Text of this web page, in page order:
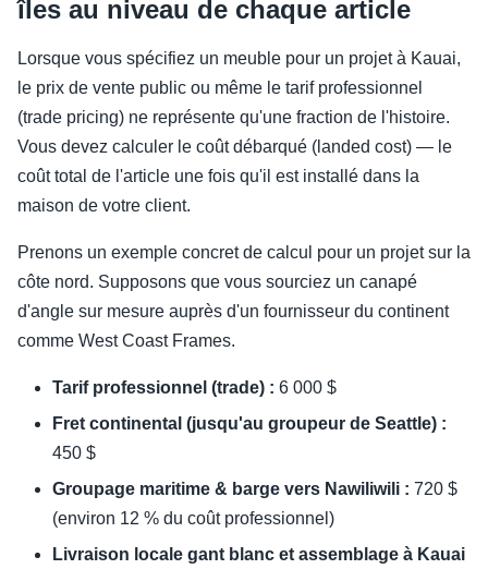
îles au niveau de chaque article
Lorsque vous spécifiez un meuble pour un projet à Kauai,
le prix de vente public ou même le tarif professionnel
(trade pricing) ne représente qu'une fraction de l'histoire.
Vous devez calculer le coût débarqué (landed cost) — le
coût total de l'article une fois qu'il est installé dans la
maison de votre client.
Prenons un exemple concret de calcul pour un projet sur la
côte nord. Supposons que vous sourciez un canapé
d'angle sur mesure auprès d'un fournisseur du continent
comme West Coast Frames.
Tarif professionnel (trade) : 6 000 $
Fret continental (jusqu'au groupeur de Seattle) :
450 $
Groupage maritime & barge vers Nawiliwili : 720 $
(environ 12 % du coût professionnel)
Livraison locale gant blanc et assemblage à Kauai